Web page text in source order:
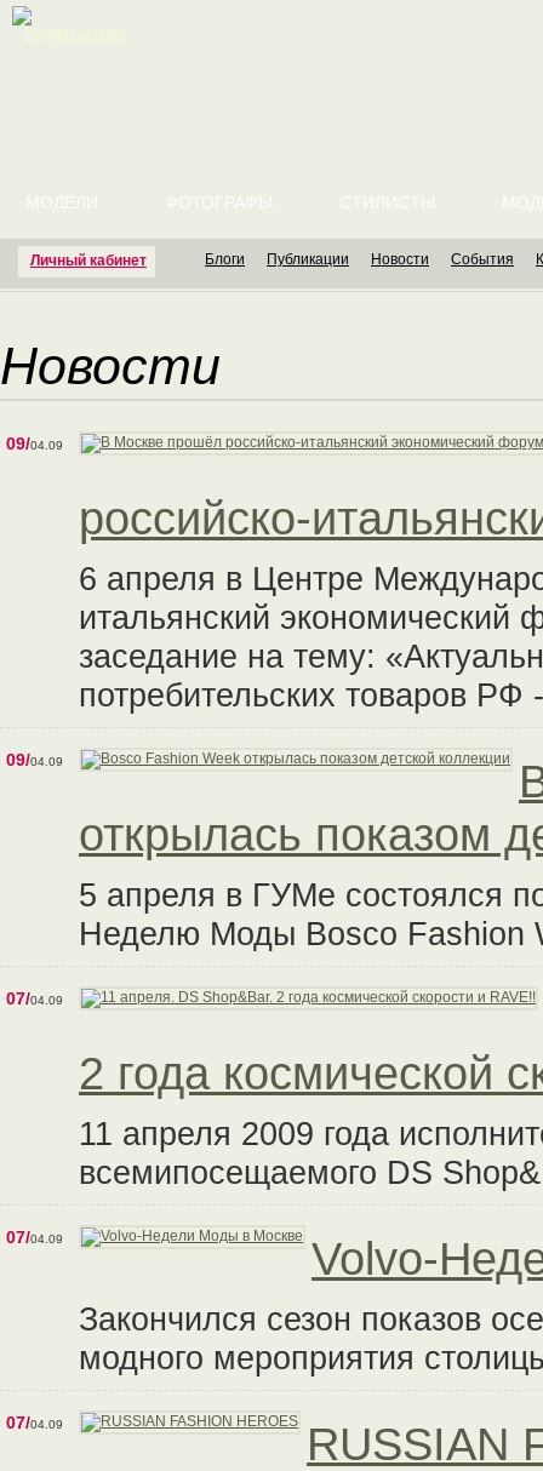
Личный кабинет
МОДЕЛИ ФОТОГРАФЫ СТИЛИСТЫ
Блоги Публикации Новости События
Новости
09/04.09
российско-
6 апреля в Центре
итальянский
заседание на тему:
потребительских товаров
09/04.09
открылась показом
5 апреля в ГУМе состоялся
Неделю Моды Bosco Fashion
07/04.09
2 года космической
11 апреля 2009 года
всемипосещаемого DS
07/04.09 Volvo-
Закончился сезон показов
модного мероприятия
07/04.09 RUSSIAN